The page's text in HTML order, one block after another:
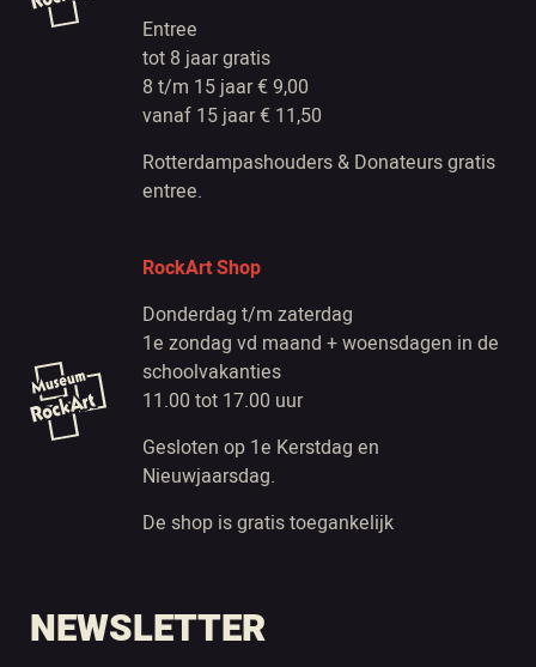
Entree
tot 8 jaar gratis
8 t/m 15 jaar € 9,00
vanaf 15 jaar € 11,50
Rotterdampashouders & Donateurs gratis
entree.
RockArt Shop
Donderdag t/m zaterdag
1e zondag vd maand + woensdagen in de
schoolvakanties
11.00 tot 17.00 uur
Gesloten op 1e Kerstdag en
Nieuwjaarsdag.
De shop is gratis toegankelijk
NEWSLETTER